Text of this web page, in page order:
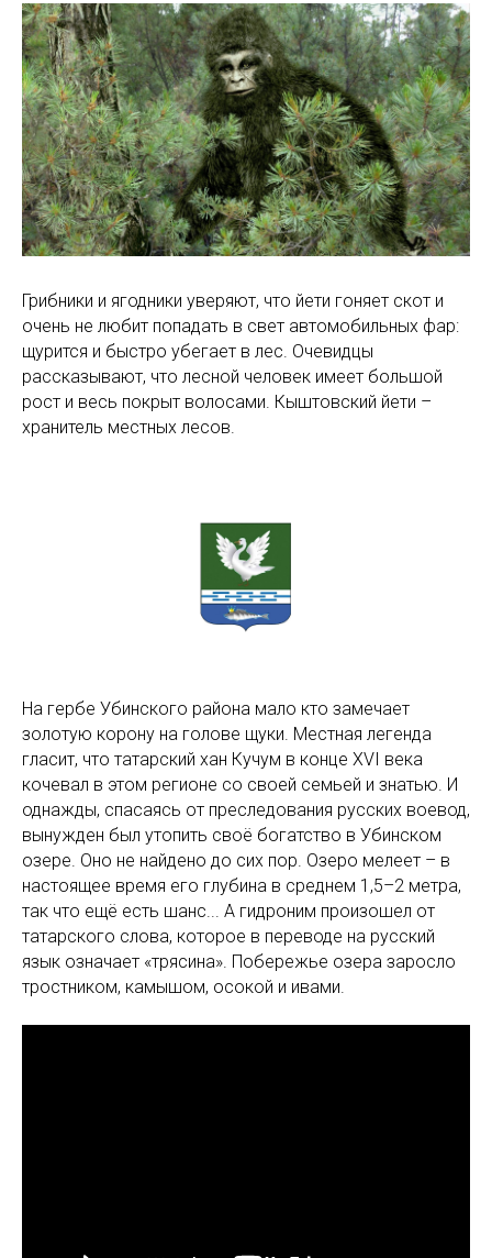
Грибники и ягодники уверяют, что йети гоняет скот и
очень не любит попадать в свет автомобильных фар:
щурится и быстро убегает в лес. Очевидцы
рассказывают, что лесной человек имеет большой
рост и весь покрыт волосами. Кыштовский йети –
хранитель местных лесов.
На гербе Убинского района мало кто замечает
золотую корону на голове щуки. Местная легенда
гласит, что татарский хан Кучум в конце XVI века
кочевал в этом регионе со своей семьей и знатью. И
однажды, спасаясь от преследования русских воевод,
вынужден был утопить своё богатство в Убинском
озере. Оно не найдено до сих пор. Озеро мелеет – в
настоящее время его глубина в среднем 1,5–2 метра,
так что ещё есть шанс... А гидроним произошел от
татарского слова, которое в переводе на русский
язык означает «трясина». Побережье озера заросло
тростником, камышом, осокой и ивами.